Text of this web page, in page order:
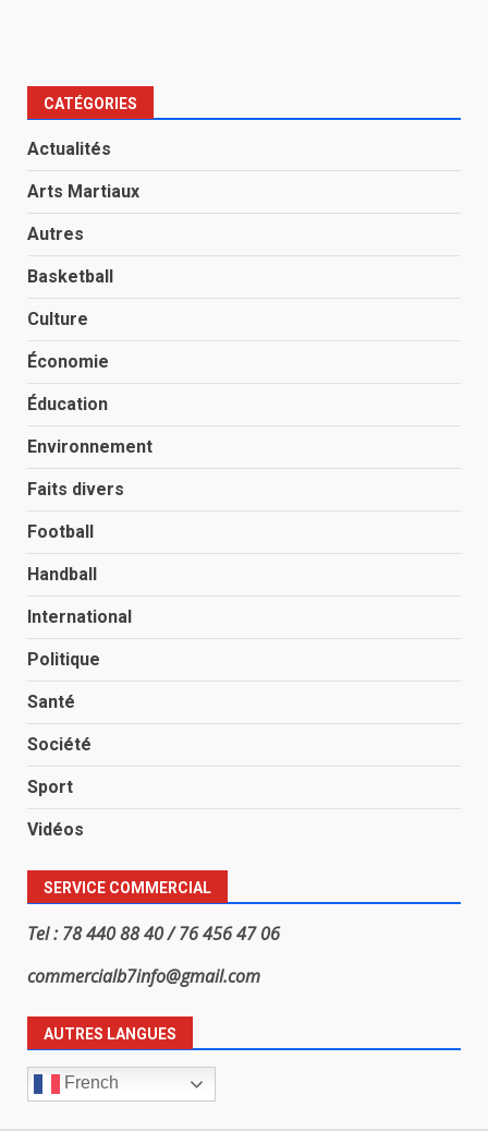
CATÉGORIES
Actualités
Arts Martiaux
Autres
Basketball
Culture
Économie
Éducation
Environnement
Faits divers
Football
Handball
International
Politique
Santé
Société
Sport
Vidéos
SERVICE COMMERCIAL
Tel : 78 440 88 40 / 76 456 47 06
commercialb7info@gmail.com
AUTRES LANGUES
French